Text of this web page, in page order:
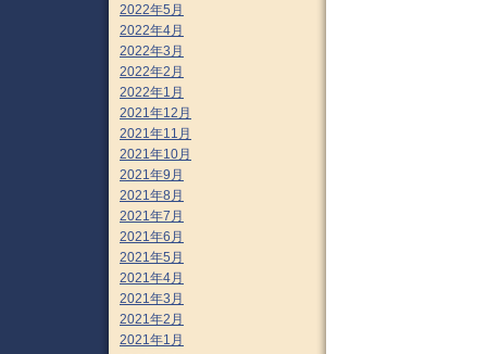
2022年5月
2022年4月
2022年3月
2022年2月
2022年1月
2021年12月
2021年11月
2021年10月
2021年9月
2021年8月
2021年7月
2021年6月
2021年5月
2021年4月
2021年3月
2021年2月
2021年1月